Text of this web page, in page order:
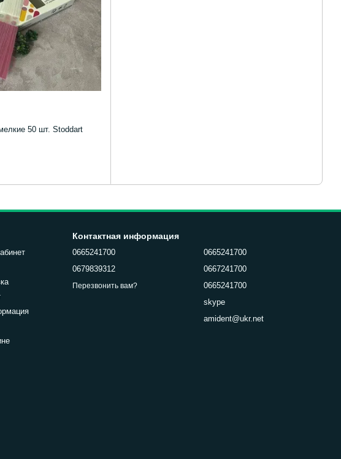
50 шт. Stoddart
Контактная информация
0665241700
0679839312
Перезвонить вам?
0665241700
0667241700
0665241700
skype
amident@ukr.net